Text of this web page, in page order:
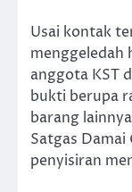
Usai kontak
menggeledah
anggota KST
bukti berupa
barang
Satgas Damai
penyisiran